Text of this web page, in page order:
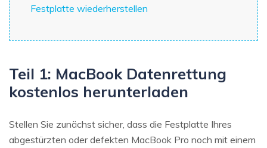
Festplatte wiederherstellen
Teil 1: MacBook Datenrettung
kostenlos herunterladen
Stellen Sie zunächst sicher, dass die Festplatte Ihres
abgestürzten oder defekten MacBook Pro noch mit einem